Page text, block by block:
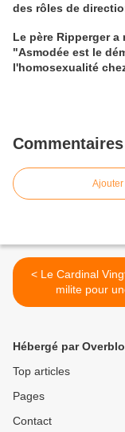
des rôles de
Le père Ripperger a
"Asmodée est le
l'homosexualité
Commentaires
< Le Cardinal Vingt-Trois
milite pour
herméneutique
Hébergé par
Top articles
Pages
Contact